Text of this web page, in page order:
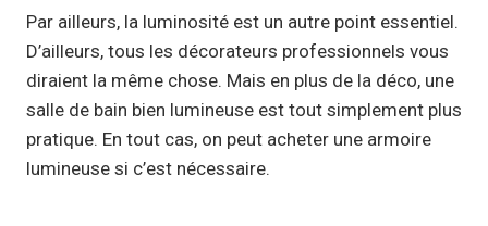
Par ailleurs, la luminosité est un autre point essentiel.
D’ailleurs, tous les décorateurs professionnels vous
diraient la même chose. Mais en plus de la déco, une
salle de bain bien lumineuse est tout simplement plus
pratique. En tout cas, on peut acheter une armoire
lumineuse si c’est nécessaire.